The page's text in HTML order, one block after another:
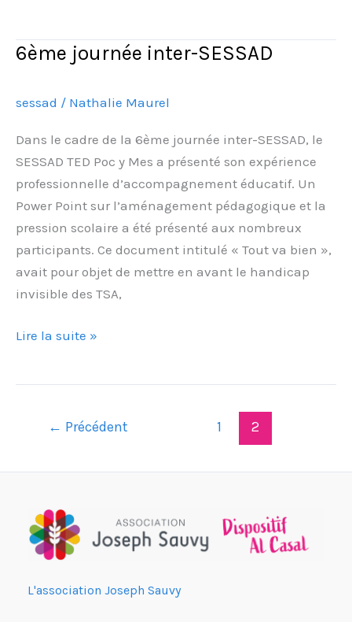
6ème journée inter-SESSAD
sessad / Nathalie Maurel
Dans le cadre de la 6ème journée inter-SESSAD, le
SESSAD TED Poc y Mes a présenté son expérience
professionnelle d’accompagnement éducatif. Un
Power Point sur l’aménagement pédagogique et la
pression scolaire a été présenté aux nombreux
participants. Ce document intitulé « Tout va bien »,
avait pour objet de mettre en avant le handicap
invisible des TSA,
6ème
Lire la suite »
← Précédent 1 2
L'association Joseph Sauvy